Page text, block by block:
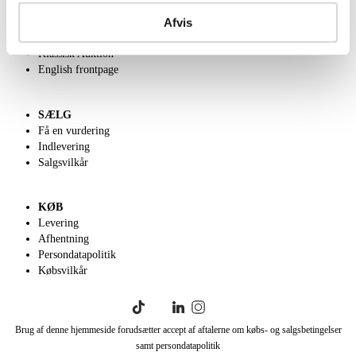
Afvis
Om Lauritz.com
Klassisk Auktion
English frontpage
SÆLG
Få en vurdering
Indlevering
Salgsvilkår
KØB
Levering
Afhentning
Persondatapolitik
Købsvilkår
Brug af denne hjemmeside forudsætter accept af aftalerne om købs- og salgsbetingelser
samt persondatapolitik